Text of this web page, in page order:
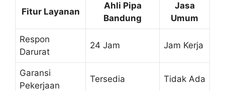
Fitur Layanan
Ahli Pipa
Bandung
Jasa
Umum
Respon
Darurat
24 Jam Jam Kerja
Garansi
Pekerjaan
Tersedia Tidak Ada